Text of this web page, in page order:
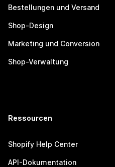
Bestellungen und Versand
Shop-Design
Marketing und Conversion
Shop-Verwaltung
Ressourcen
Shopify Help Center
API-Dokumentation